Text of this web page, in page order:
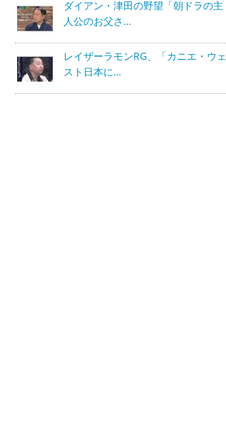
ダイアン・津田の野望「朝ドラの主
人公のお父さ…
レイザーラモンRG、「カニエ・ウェ
スト日本に…